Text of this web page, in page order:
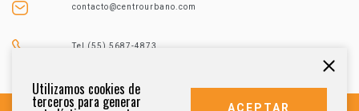
contacto@centrourbano.com
Tel (55) 5687-4873
Utilizamos cookies de
terceros para generar ACEPTAR